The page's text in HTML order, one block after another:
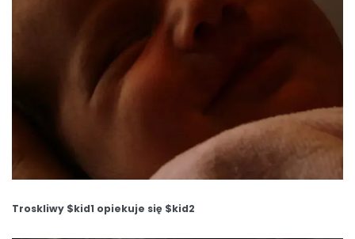
Troskliwy $kid1 opiekuje się $kid2